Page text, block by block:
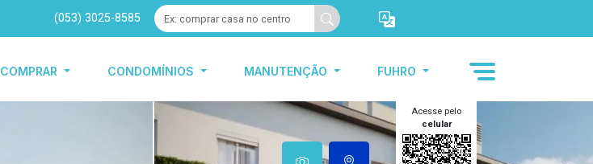
(053) 3025-8585
COMPRAR CONDOMÍNIOS MANUTENÇÃO FUHRO
Acesse pelo
celular